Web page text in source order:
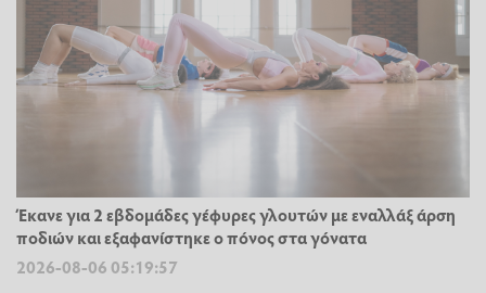
Έκανε για 2 εβδομάδες γέφυρες γλουτών με εναλλάξ άρση
ποδιών και εξαφανίστηκε ο πόνος στα γόνατα
2026-08-06 05:19:57